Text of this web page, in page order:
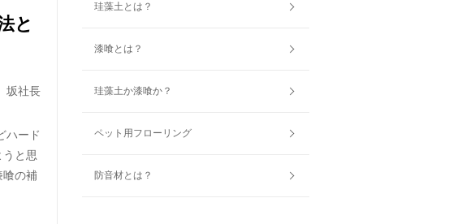
と
社長
ハード
うと思
喰の補
珪藻土とは？
漆喰とは？
珪藻土か漆喰か？
ペット用フローリング
防音材とは？